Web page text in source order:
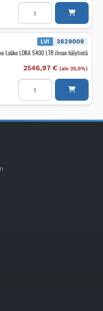
Umpisäiliö
FANN
FANN
Umpisäiliö
ST
määrä
LVI 3629009
Labko LOKA 5400 LTR ilman hälytintä
2546,97 € (alv 25,5%)
Lokasäiliö
Labko
Labko
LOKA
ilman